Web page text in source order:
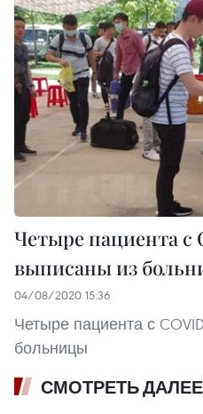
Четыре пациента с
выписаны из
04/08/2020 15:36
Четыре пациента с
больницы
СМОТРЕТЬ ДАЛЕЕ